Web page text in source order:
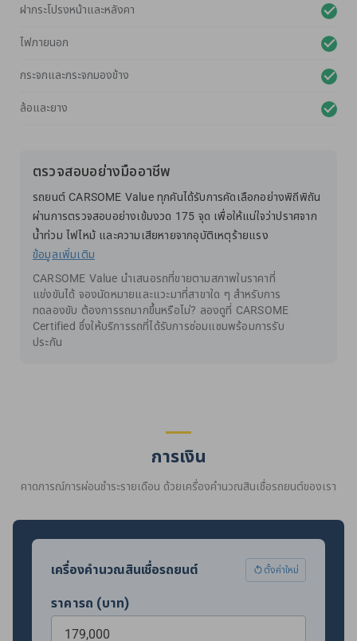
ฝากระโปรงหน้าและหลังคา
ไฟภายนอก
กระจกและกระจกมองข้าง
ล้อและยาง
ตรวจสอบอย่างมืออาชีพ
รถยนต์ CARSOME Value ทุกคันได้รับการคัดเลือกอย่างพิถีพิถัน
ผ่านการตรวจสอบอย่างเข้มงวด 175 จุด เพื่อให้แน่ใจว่าปราศจาก
น้ำท่วม ไฟไหม้ และความเสียหายจากอุบัติเหตุร้ายแรง
ข้อมูลเพิ่มเติม
CARSOME Value นำเสนอรถที่ขายตามสภาพในราคาที่
แข่งขันได้ จองนัดหมายและแวะมาที่สาขาใด ๆ สำหรับการ
ทดลองขับ ต้องการรถมากขึ้นหรือไม่? ลองดูที่ CARSOME
Certified ซึ่งให้บริการรถที่ได้รับการซ่อมแซมพร้อมการรับ
ประกัน
การเงิน
คาดการณ์การผ่อนชำระรายเดือน ด้วยเครื่องคำนวณสินเชื่อรถยนต์ของเรา
เครื่องคำนวณสินเชื่อรถยนต์ ตั้งค่าใหม่
ราคารถ (บาท)